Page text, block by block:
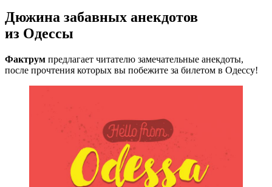
Дюжина забавных анекдотов
из Одессы
Фактрум предлагает читателю замечательные анекдоты,
после прочтения которых вы побежите за билетом в Одессу!